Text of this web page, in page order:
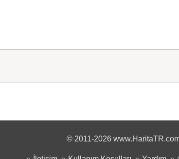
© 2011-2026